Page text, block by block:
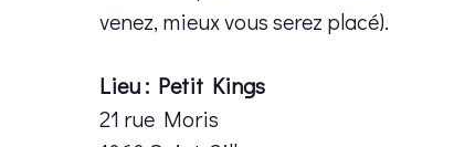
venez, mieux vous serez placé).
Lieu : Petit Kings
21 rue Moris